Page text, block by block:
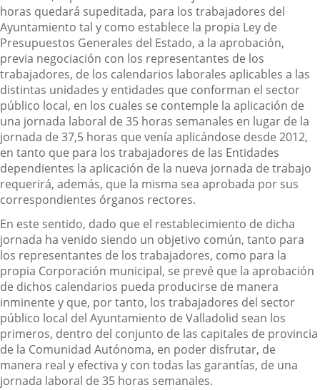
horas quedará supeditada, para los trabajadores del
Ayuntamiento tal y como establece la propia Ley de
Presupuestos Generales del Estado, a la aprobación,
previa negociación con los representantes de los
trabajadores, de los calendarios laborales aplicables a las
distintas unidades y entidades que conforman el sector
público local, en los cuales se contemple la aplicación de
una jornada laboral de 35 horas semanales en lugar de la
jornada de 37,5 horas que venía aplicándose desde 2012,
en tanto que para los trabajadores de las Entidades
dependientes la aplicación de la nueva jornada de trabajo
requerirá, además, que la misma sea aprobada por sus
correspondientes órganos rectores.
En este sentido, dado que el restablecimiento de dicha
jornada ha venido siendo un objetivo común, tanto para
los representantes de los trabajadores, como para la
propia Corporación municipal, se prevé que la aprobación
de dichos calendarios pueda producirse de manera
inminente y que, por tanto, los trabajadores del sector
público local del Ayuntamiento de Valladolid sean los
primeros, dentro del conjunto de las capitales de provincia
de la Comunidad Autónoma, en poder disfrutar, de
manera real y efectiva y con todas las garantías, de una
jornada laboral de 35 horas semanales.